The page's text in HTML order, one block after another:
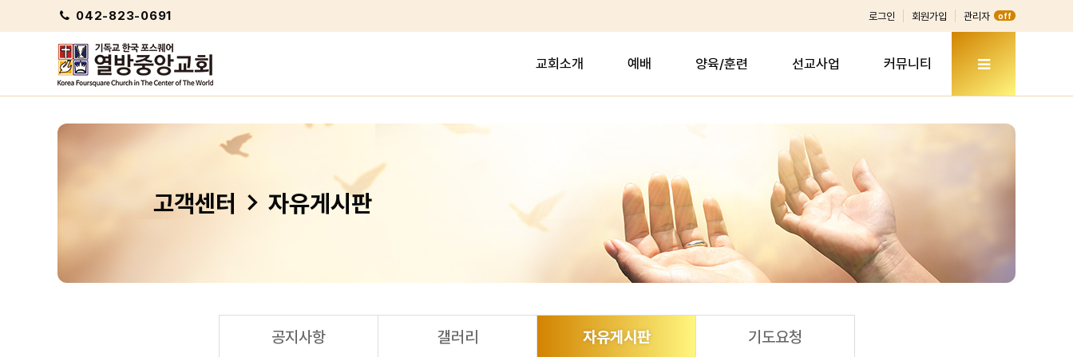
042-823-0691 로그인 회원가입 관리자 off
교회소개 예배 양육/훈련 선교사업 커뮤니티
고객센터 chevron_right 자유게시판
공지사항 갤러리 자유게시판 기도요청